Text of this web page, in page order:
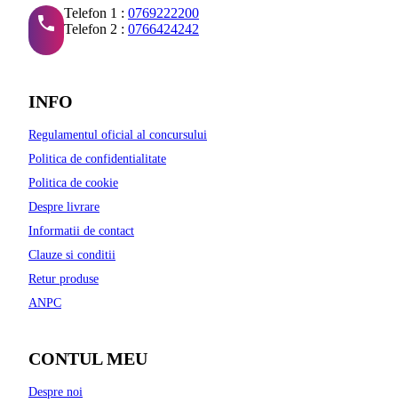
Telefon 1 : 0769222200
Telefon 2 : 0766424242
INFO
Regulamentul oficial al concursului
Politica de confidentialitate
Politica de cookie
Despre livrare
Informatii de contact
Clauze si conditii
Retur produse
ANPC
CONTUL MEU
Despre noi